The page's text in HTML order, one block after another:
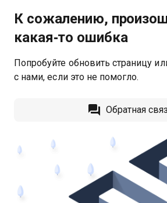
К сожалению,
какая‑то ошибка
Попробуйте обновить страницу
с нами, если это не помогло.
Обратная